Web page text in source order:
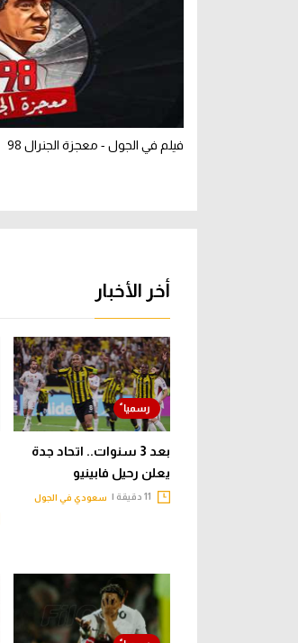
فيلم في الجول - معجزة الجنرال 98
أخر الأخبار
بعد 3 سنوات.. اتحاد جدة
يعلن رحيل فابينيو
سعودي في الجول